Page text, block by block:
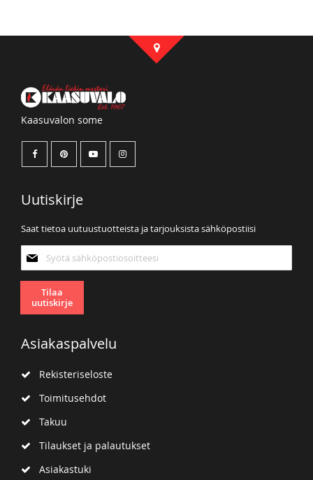
Kaasuvalon some
Uutiskirje
Saat tietoa uutuustuotteista ja tarjouksista sähköpostiisi
uutiskirjeemme:
Tilaa
uutiskirje
Asiakaspalvelu
Rekisteriseloste
Toimitusehdot
Takuu
Tilaukset ja palautukset
Asiakastuki